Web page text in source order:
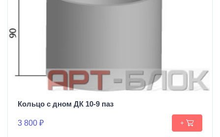
Кольцо с дном ДК 10-9 паз
3 800 ₽ +